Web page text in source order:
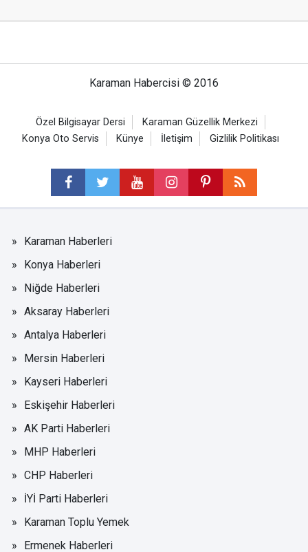
Karaman Habercisi © 2016
Özel Bilgisayar Dersi
Karaman Güzellik Merkezi
Konya Oto Servis
Künye İletişim Gizlilik Politikası
Karaman Haberleri
Konya Haberleri
Niğde Haberleri
Aksaray Haberleri
Antalya Haberleri
Mersin Haberleri
Kayseri Haberleri
Eskişehir Haberleri
AK Parti Haberleri
MHP Haberleri
CHP Haberleri
İYİ Parti Haberleri
Karaman Toplu Yemek
Ermenek Haberleri